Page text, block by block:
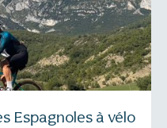
Espagnoles à vélo